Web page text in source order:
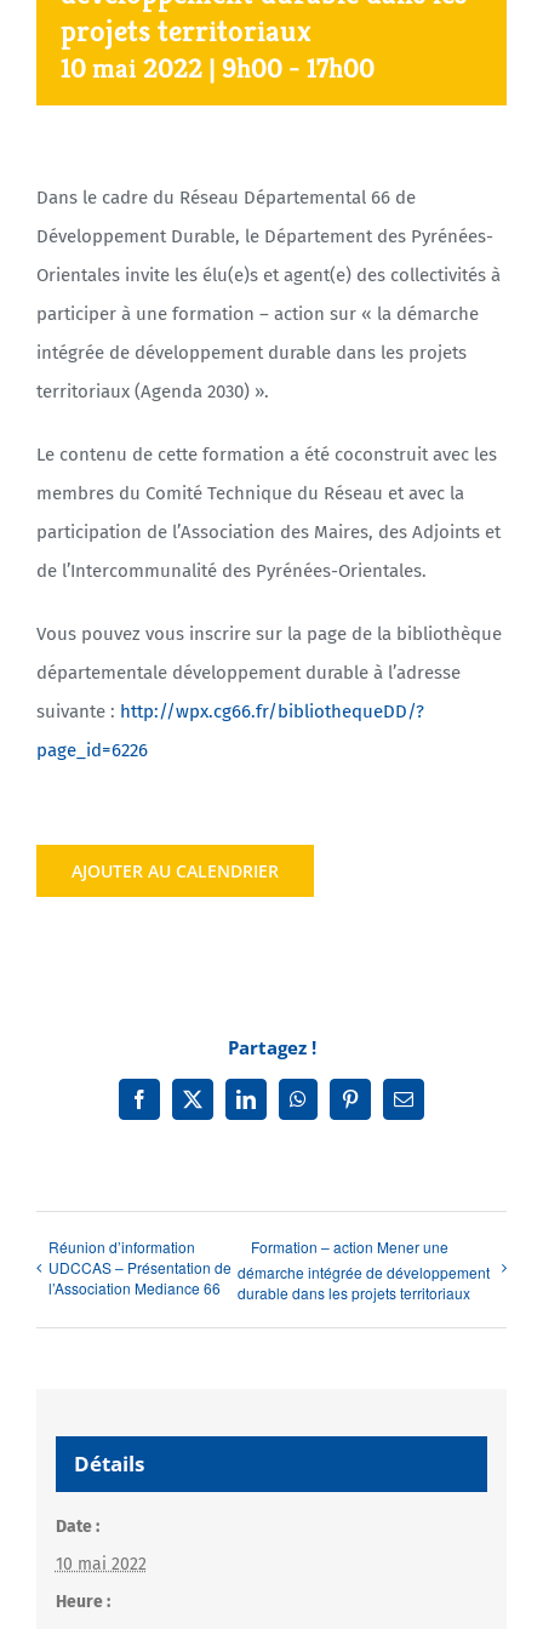
Agenda
projets territoriaux
10 mai 2022 | 9h00 - 17h00
Dans le cadre du Réseau Départemental 66 de
Développement Durable, le Département des Pyrénées-
Orientales invite les élu(e)s et agent(e) des collectivités à
participer à une formation – action sur « la démarche
intégrée de développement durable dans les projets
territoriaux (Agenda 2030) ».
Le contenu de cette formation a été coconstruit avec les
membres du Comité Technique du Réseau et avec la
participation de l’Association des Maires, des Adjoints et
de l’Intercommunalité des Pyrénées-Orientales.
Vous pouvez vous inscrire sur la page de la bibliothèque
départementale développement durable à l’adresse
suivante : http://wpx.cg66.fr/bibliothequeDD/?
page_id=6226
AJOUTER AU CALENDRIER
Partagez !
Facebook
X LinkedInWhatsAppPinterestEmail
Réunion d’information
UDCCAS – Présentation de
l’Association Mediance 66
Formation – action Mener une
démarche intégrée de développement
durable dans les projets territoriaux
Détails
Date :
10 mai 2022
Heure :